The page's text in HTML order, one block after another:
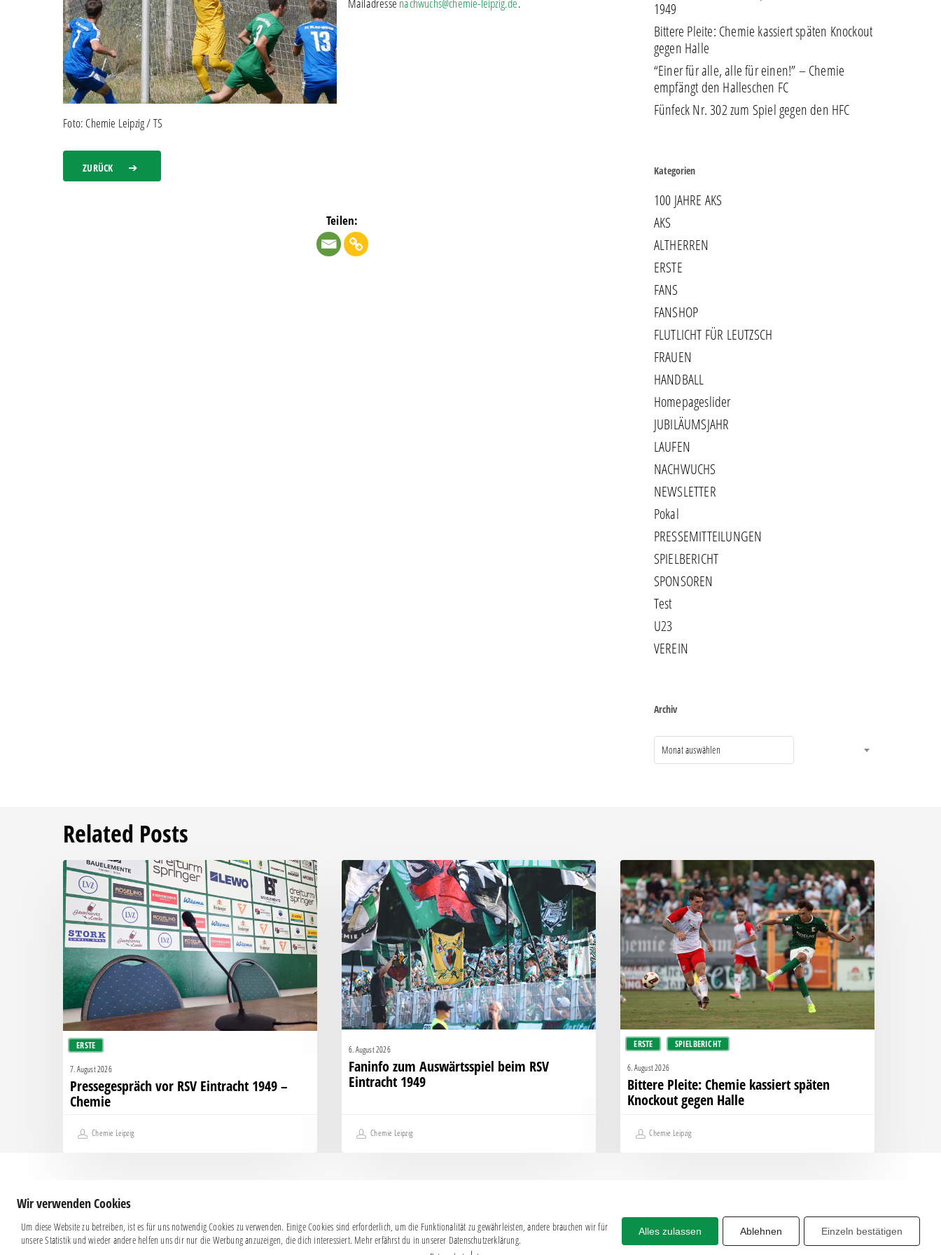
Foto: Chemie Leipzig / TS
ZURÜCK
Teilen:
1949
Bittere Pleite: Chemie kassiert späten Knockout
gegen Halle
“Einer für alle, alle für einen!” – Chemie
empfängt den Halleschen FC
Fünfeck Nr. 302 zum Spiel gegen den HFC
Kategorien
100 JAHRE AKS
AKS
ALTHERREN
ERSTE
FANS
FANSHOP
FLUTLICHT FÜR LEUTZSCH
FRAUEN
HANDBALL
Homepageslider
JUBILÄUMSJAHR
LAUFEN
NACHWUCHS
NEWSLETTER
Pokal
PRESSEMITTEILUNGEN
SPIELBERICHT
SPONSOREN
Test
U23
VEREIN
Archiv
Monat auswählen
Related Posts
ERSTE
Pressegespräch
vor
RSV
Eintracht
1949
–
Chemie
7. August 2026
Pressegespräch vor RSV Eintracht 1949 –
Chemie
Chemie Leipzig
Faninfo
zum
Auswärtsspiel
beim
RSV
Eintracht
1949
6. August 2026
Faninfo zum Auswärtsspiel beim RSV
Eintracht 1949
Chemie Leipzig
ERSTE SPIELBERICHT
Bittere
Pleite:
Chemie
kassiert
späten
Knockout
gegen
Halle
6. August 2026
Bittere Pleite: Chemie kassiert späten
Knockout gegen Halle
Chemie Leipzig
Share
Impressum|Datenschutz
BSG CHEMIE LEIPZIG © 2026
Wir verwenden Cookies
Um diese Website zu betreiben, ist es für uns notwendig Cookies zu verwenden. Einige Cookies sind erforderlich, um die Funktionalität zu gewährleisten, andere brauchen wir für
unsere Statistik und wieder andere helfen uns dir nur die Werbung anzuzeigen, die dich interessiert. Mehr erfährst du in unserer Datenschutzerklärung.
Alles zulassen Ablehnen Einzeln bestätigen